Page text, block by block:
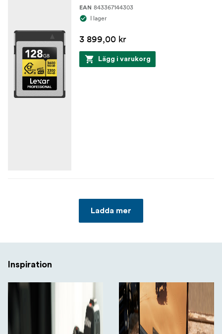
EAN 843367144303
I lager
3 899,00 kr
Lägg i varukorg
Ladda mer
Inspiration